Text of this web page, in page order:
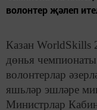
волонтер җәлеп
Казан WorldSkills
дөнья
волонтерлар
яшьләр эшләре
Министрлар